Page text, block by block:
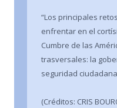
“Los principales
enfrentar en el
Cumbre de las
trasversales: la
seguridad
(Créditos: CRIS